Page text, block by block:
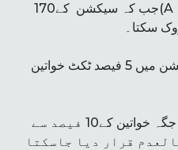
جب کہ سیکشن کے170(Aمطابق کوئی بااثر شخص کسی
سکتا۔
اور سیکشن206کے مطابق الیکشن میں 5 فیصد ٹکٹ خواتین
سیکشن 9 کے مطابق اگر کسی جگہ خواتین کے10 فیصد سے
قرار دیا جاسکتا